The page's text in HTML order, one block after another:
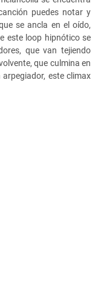
puedes notar y
se ancla en el oído,
este loop hipnótico se
que van tejiendo
que culmina en
este climax